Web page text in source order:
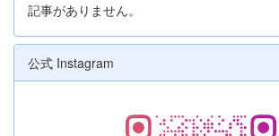
記事がありません。
公式 Instagram